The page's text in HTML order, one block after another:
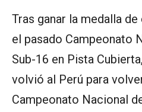
Tras ganar la medalla
el pasado Campeonato
Sub-16 en Pista
volvió al Perú para
Campeonato Nacional